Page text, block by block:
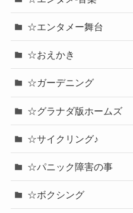
☆エンタメー舞台
☆おえかき
☆ガーデニング
☆グラナダ版ホームズ
☆サイクリング♪
☆パニック障害の事
☆ボクシング